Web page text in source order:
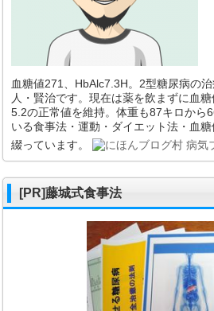
血糖値271、HbAlc7.3H。2型糖尿病の
人・賢治です。現在は薬を飲まずに血
5.2の正常値を維持。体重も87キロから
いる食事法・運動・ダイエット法・血
綴っています。
[PR]藤城式食事法